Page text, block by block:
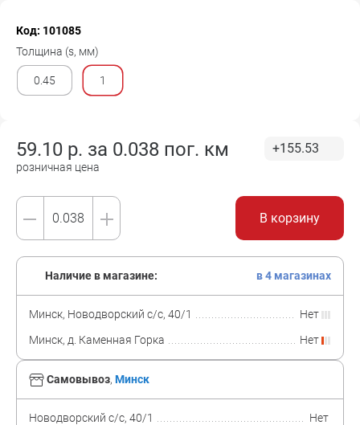
Код: 101085
Толщина (s, мм)
0.45 1
59.10 р. за 0.038 пог. км
розничная цена
+155.53
В корзину
Самовывоз, Минск
Новодворский с/с, 40/1
Нет
Наличие в магазине: в 4 магазинах
Минск, Новодворский с/с, 40/1
Нет
Минск, д. Каменная Горка
Нет